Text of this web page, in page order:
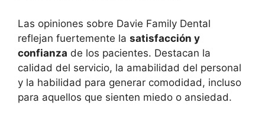
Las opiniones sobre Davie Family Dental
reflejan fuertemente la satisfacción y
confianza de los pacientes. Destacan la
calidad del servicio, la amabilidad del personal
y la habilidad para generar comodidad, incluso
para aquellos que sienten miedo o ansiedad.